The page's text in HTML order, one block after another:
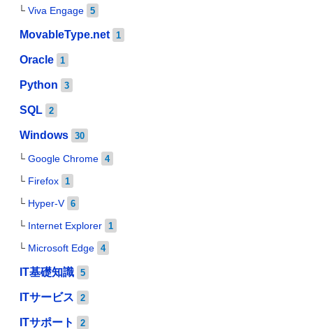
Viva Engage 5
MovableType.net 1
Oracle 1
Python 3
SQL 2
Windows 30
Google Chrome 4
Firefox 1
Hyper-V 6
Internet Explorer 1
Microsoft Edge 4
IT基礎知識 5
ITサービス 2
ITサポート 2